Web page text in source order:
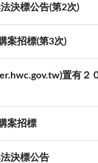
決標公告(第2次)
案招標(第3次)
置有
案招標
決標公告